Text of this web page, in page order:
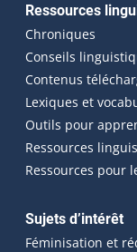
Ressources
Chroniques
Conseils
Contenus
Lexiques et
Outils pour
Ressources
Ressources pour
Sujets d’intérêt
Féminisation et